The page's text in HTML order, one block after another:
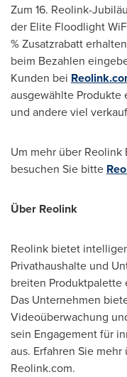
Zum 16. Reolink-
der Elite Floodlight
% Zusatzrabatt
beim Bezahlen
Kunden bei
ausgewählte Produkte
und andere viel
Um mehr über
besuchen Sie bitte
Über Reolink
Reolink bietet
Privathaushalte und
breiten Produktpalette
Das Unternehmen
Videoüberwachung
sein Engagement für
aus. Erfahren Sie
Reolink.com.